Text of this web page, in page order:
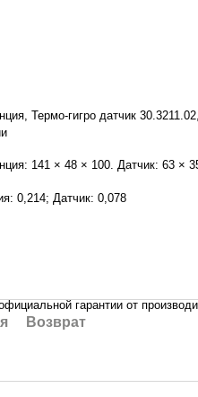
Термо-гигро датчик
141 × 48 × 100. Датчик: 63 ×
0,214; Датчик: 0,078
гарантии от
Возврат